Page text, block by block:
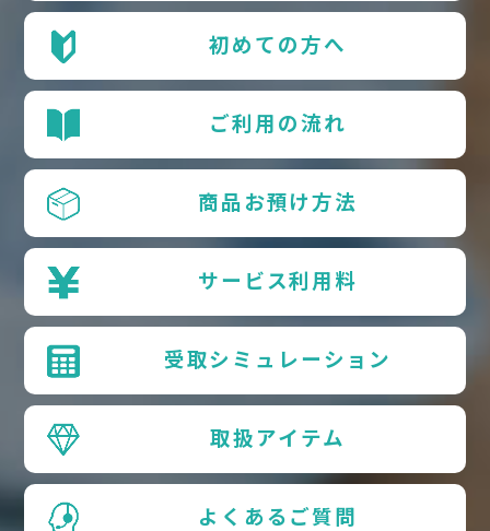
初めての方へ
ご利用の流れ
商品お預け方法
サービス利用料
受取シミュレーション
取扱アイテム
よくあるご質問